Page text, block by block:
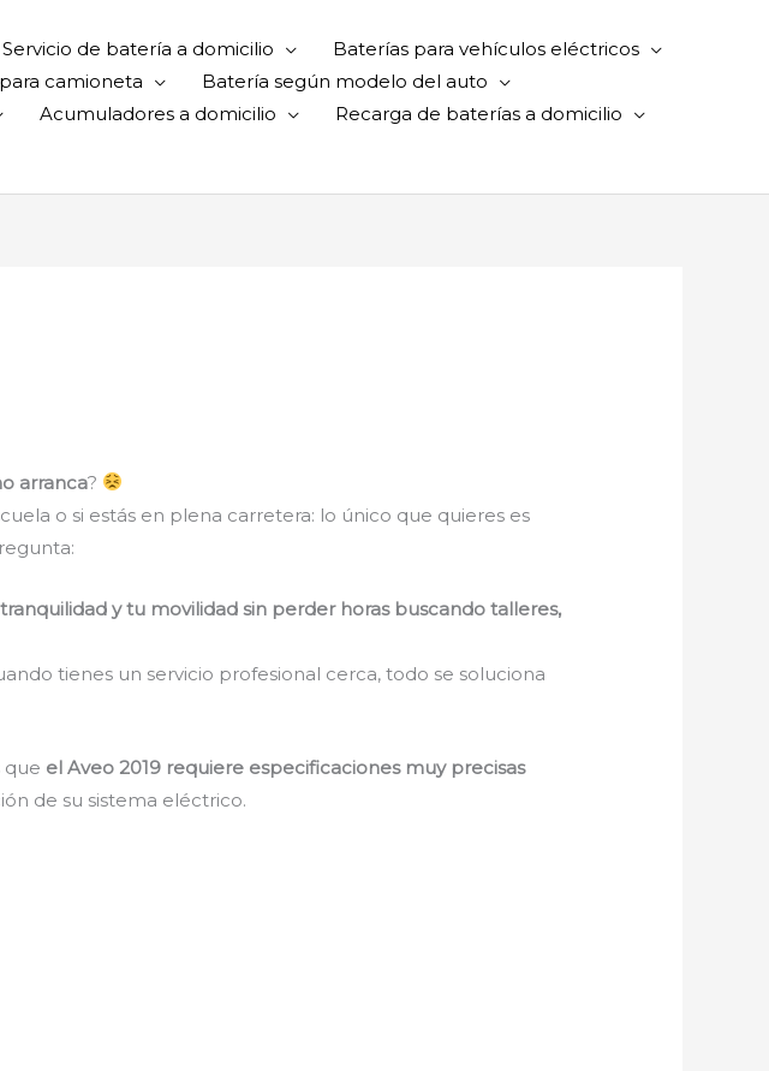
Servicio de batería a domicilio
Baterías para vehículos eléctricos
camioneta
Batería según modelo del auto
Acumuladores a domicilio
Recarga de baterías a domicilio
arranca?
o si estás en plena carretera: lo único que quieres es
y tu movilidad sin perder horas buscando talleres,
tienes un servicio profesional cerca, todo se soluciona
que el Aveo 2019 requiere especificaciones muy precisas
de su sistema eléctrico.